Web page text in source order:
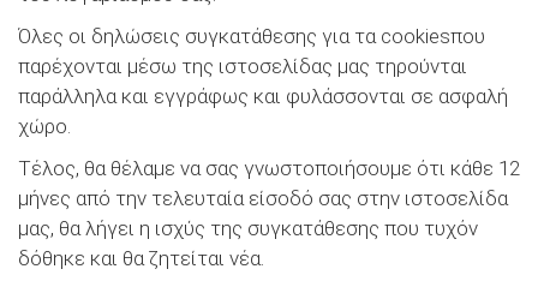
Όλες οι δηλώσεις συγκατάθεσης για τα cookiesπου
παρέχονται μέσω της ιστοσελίδας μας τηρούνται
παράλληλα και εγγράφως και φυλάσσονται σε ασφαλή
χώρο.
Τέλος, θα θέλαμε να σας γνωστοποιήσουμε ότι κάθε 12
μήνες από την τελευταία είσοδό σας στην ιστοσελίδα
μας, θα λήγει η ισχύς της συγκατάθεσης που τυχόν
δόθηκε και θα ζητείται νέα.